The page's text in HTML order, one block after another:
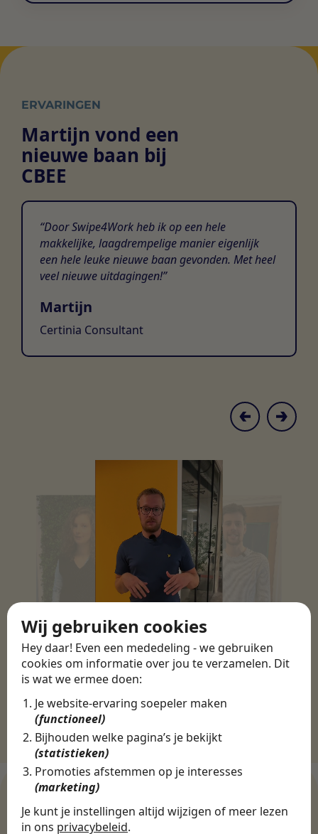
Wij gebruiken cookies
Hey daar! Even een mededeling - we gebruiken
cookies om informatie over jou te verzamelen. Dit
is wat we ermee doen:
Je website-ervaring soepeler maken
(functioneel)
Bijhouden welke pagina’s je bekijkt
(statistieken)
Promoties afstemmen op je interesses
(marketing)
Je kunt je instellingen altijd wijzigen of meer lezen
in ons privacybeleid.
ERVARINGEN
Martijn vond een
nieuwe baan bij
CBEE
Door Swipe4Work heb ik op een hele
makkelijke, laagdrempelige manier eigenlijk
een hele leuke nieuwe baan gevonden. Met heel
veel nieuwe uitdagingen!
Martijn
Certinia Consultant
WERKGEVERS